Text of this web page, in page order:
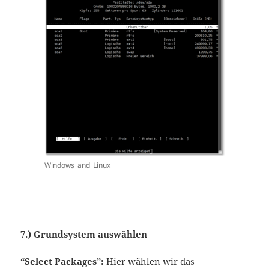
Windows_and_Linux
7.) Grundsystem auswählen
“Select Packages”: Hier wählen wir das